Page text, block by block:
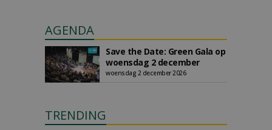
AGENDA
Save the Date: Green Gala op
woensdag 2 december
woensdag 2 december 2026
TRENDING